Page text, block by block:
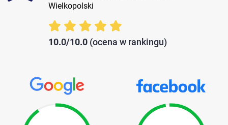
Wielkopolski
10.0/10.0 (ocena w rankingu)